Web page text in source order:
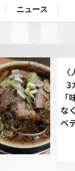
ニュース